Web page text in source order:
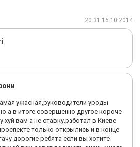
20:31 16.10.2014
ужасная,руководители уроды
а в итоге совершенно другое короче
хуй вам а не ставку.работал в Киеве
только открылись и в конце
дорогие ребята если вы хотите